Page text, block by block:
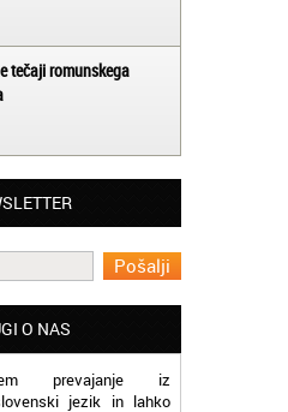
tečaji romunskega
O NAS
zaposlene v Akademiji
profesionalni in
opravljajo hitro in
prevajanje iz
jezik in lahko